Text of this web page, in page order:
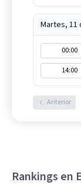
Martes, 11
00:00
14:00
Anterior
Rankings en